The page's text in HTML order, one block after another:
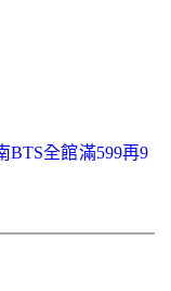
BTS全館滿599再9